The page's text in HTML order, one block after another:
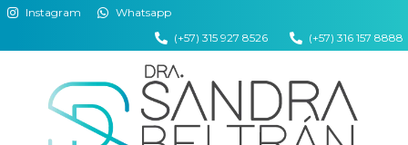
Instagram
Whatsapp
(+57) 315 927 8526
(+57) 316 157 8888